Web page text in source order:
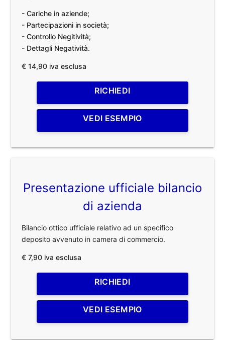
- Cariche in aziende;
- Partecipazioni in società;
- Controllo Negitività;
- Dettagli Negatività.
€ 14,90 iva esclusa
RICHIEDI
VEDI ESEMPIO
Presentazione ufficiale bilancio
di azienda
Bilancio ottico ufficiale relativo ad un specifico
deposito avvenuto in camera di commercio.
€ 7,90 iva esclusa
RICHIEDI
VEDI ESEMPIO